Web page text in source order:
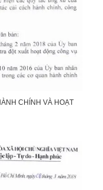
CHÍNH VÀ HOẠT